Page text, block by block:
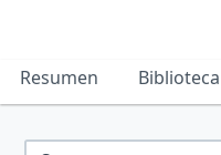
Resumen Biblioteca